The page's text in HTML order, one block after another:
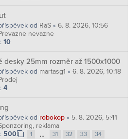
od RaS « 6. 8. 2026, 10:56
nevazne
10
desky 25mm rozměr až 1500x1000
od martasg1 « 6. 8. 2026, 10:18
4
od robokop « 5. 8. 2026, 5:41
reklama
500 1 … 31 32 33 34